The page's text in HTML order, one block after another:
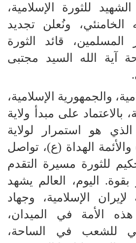
للثورة الإسلامية،
الخامنئي، ونُعلن تجديد
المسلمين، قائد الثورة
آية الله السيد مجتبى
والجمهورية الإسلامية،
بالاعتماد على مبدأ ولاية
الذي هو استمرار لولاية
الهداة (ع)، تواصل
للثورة مسيرة التقدم
بقوة. اليوم، العالم يشهد
لإيران الإسلامية، وجهاد
هذه الأمة في الميدان،
للشعب في الساحة،